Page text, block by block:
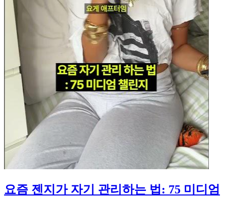
요즘 젠지가 자기 관리하는 법: 75 미디엄